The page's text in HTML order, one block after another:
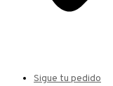
Sigue tu pedido